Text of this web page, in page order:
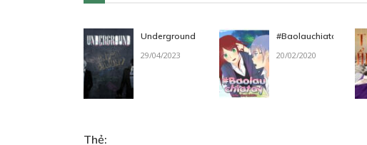
28/07/2023
CHƯƠNG 9: HỌC HÀNH GÌ NỮA?
Underground
29/04/2023
#Baolauchiatay
20/02/2020
Thẻ: